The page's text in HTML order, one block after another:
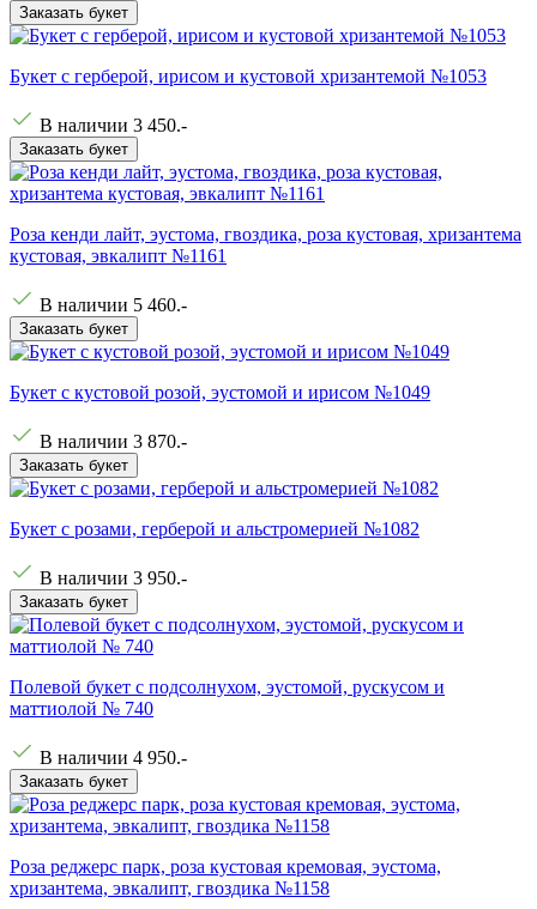
Заказать букет
Букет с герберой, ирисом и кустовой хризантемой №1053
В наличии 3 450.-
Заказать букет
Роза кенди лайт, эустома, гвоздика, роза кустовая, хризантема
кустовая, эвкалипт №1161
В наличии 5 460.-
Заказать букет
Букет с кустовой розой, эустомой и ирисом №1049
В наличии 3 870.-
Заказать букет
Букет с розами, герберой и альстромерией №1082
В наличии 3 950.-
Заказать букет
Полевой букет с подсолнухом, эустомой, рускусом и
маттиолой № 740
В наличии 4 950.-
Заказать букет
Роза реджерс парк, роза кустовая кремовая, эустома,
хризантема, эвкалипт, гвоздика №1158